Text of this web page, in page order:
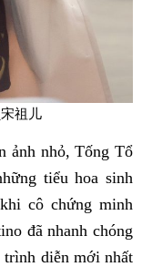
祖儿
ảnh nhỏ, Tống Tổ
tiểu hoa sinh
cô chứng minh
đã nhanh chóng
trình diễn mới nhất